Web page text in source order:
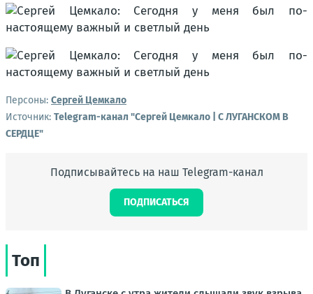
Персоны: Сергей Цемкало
Источник: Telegram-канал "Сергей Цемкало | С ЛУГАНСКОМ В
СЕРДЦЕ"
Подписывайтесь на наш Telegram-канал
ПОДПИСАТЬСЯ
Топ